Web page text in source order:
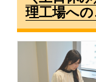
理工場へ